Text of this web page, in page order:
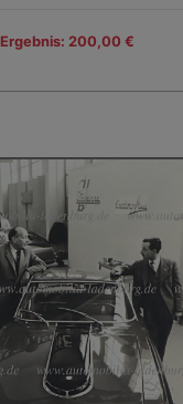
Ergebnis: 200,00 €